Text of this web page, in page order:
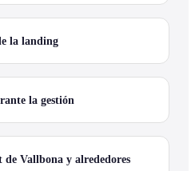
la landing
la gestión
de Vallbona y alrededores